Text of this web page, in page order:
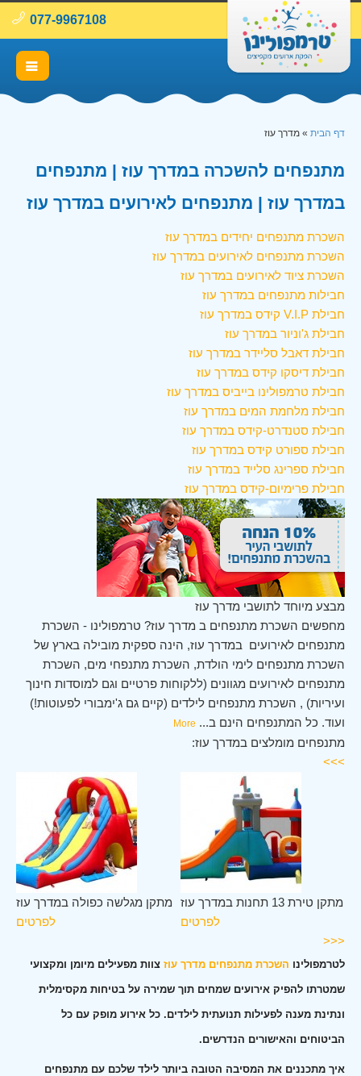
077-9967108
דף הבית » מדרך עוז
מתנפחים להשכרה במדרך עוז | מתנפחים
במדרך עוז | מתנפחים לאירועים במדרך עוז
השכרת מתנפחים יחידים במדרך עוז
השכרת מתנפחים לאירועים במדרך עוז
השכרת ציוד לאירועים במדרך עוז
חבילות מתנפחים במדרך עוז
חבילת V.I.P קידס במדרך עוז
חבילת ג'וניור במדרך עוז
חבילת דאבל סליידר במדרך עוז
חבילת דיסקו קידס במדרך עוז
חבילת טרמפולינו בייביס במדרך עוז
חבילת מלחמת המים במדרך עוז
חבילת סטנדרט-קידס במדרך עוז
חבילת ספורט קידס במדרך עוז
חבילת ספרינג סלייד במדרך עוז
חבילת פרימיום-קידס במדרך עוז
מבצע מיוחד לתושבי מדרך עוז
מחפשים השכרת מתנפחים ב מדרך עוז? טרמפולינו - השכרת
מתנפחים לאירועים במדרך עוז, הינה ספקית מובילה בארץ של
השכרת מתנפחים לימי הולדת, השכרת מתנפחי מים, השכרת
מתנפחים לאירועים מגוונים (ללקוחות פרטיים וגם למוסדות חינוך
ועיריות) , השכרת מתנפחים לילדים (קיים גם ג'ימבורי לפעוטות!)
ועוד. כל המתנפחים הינם ב...
More
מתנפחים מומלצים במדרך עוז:
>>>
מתקן מגלשה כפולה במדרך עוז
לפרטים
מתקן טירת 13 תחנות במדרך עוז
לפרטים
<<<
לטרמפולינו השכרת מתנפחים מדרך עוז צוות מפעילים מיומן ומקצועי
שמטרתו להפיק אירועים שמחים תוך שמירה על בטיחות מקסימלית
ונתינת מענה לפעילות תנועתית לילדים. כל אירוע מופק עם כל
הביטוחים והאישורים הנדרשים.
איך מתכננים את המסיבה הטובה ביותר לילד שלכם עם מתנפחים